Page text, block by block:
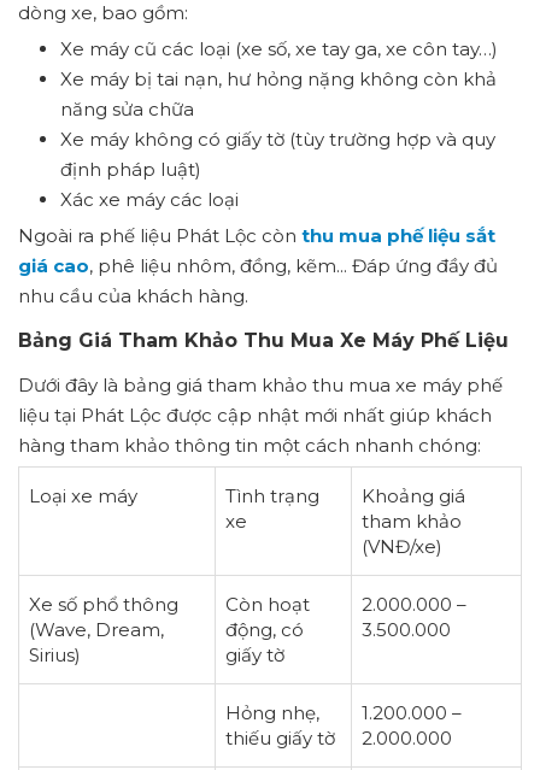
dòng xe, bao gồm:
Xe máy cũ các loại (xe số, xe tay ga, xe côn tay…)
Xe máy bị tai nạn, hư hỏng nặng không còn khả
năng sửa chữa
Xe máy không có giấy tờ (tùy trường hợp và quy
định pháp luật)
Xác xe máy các loại
Ngoài ra phế liệu Phát Lộc còn thu mua phế liệu sắt
giá cao, phê liệu nhôm, đồng, kẽm... Đáp ứng đầy đủ
nhu cầu của khách hàng.
Bảng Giá Tham Khảo Thu Mua Xe Máy Phế Liệu
Dưới đây là bảng giá tham khảo thu mua xe máy phế
liệu tại Phát Lộc được cập nhật mới nhất giúp khách
hàng tham khảo thông tin một cách nhanh chóng:
Loại xe máy
Tình trạng
xe
Khoảng giá
tham khảo
(VNĐ/xe)
Xe số phổ thông
(Wave, Dream,
Sirius)
Còn hoạt
động, có
giấy tờ
2.000.000 –
3.500.000
Hỏng nhẹ,
thiếu giấy tờ
1.200.000 –
2.000.000